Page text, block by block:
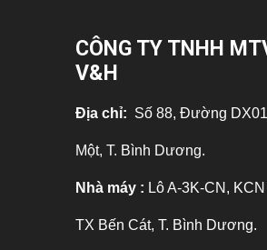
CÔNG TY TNHH
V&H
Địa chỉ: Số 88, Đường
Một, T. Bình Dương.
Nhà máy : Lô A-3K-CN,
TX Bến Cát, T. Bình Dương.